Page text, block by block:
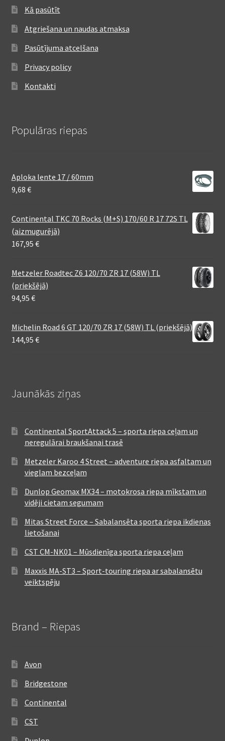
Kā pasūtīt
Atgriešana un naudas atmaksa
Pasūtījuma atcelšana
Privacy policy
Kontakti
Populāras riepas
Aploka lente 17 / 60mm
9,68 €
Continental TKC 70 Rocks (M+S) 170/60 R 17 72S TL
(aizmugurējā)
167,95 €
Metzeler Roadtec Z6 120/70 ZR 17 (58W) TL
(priekšējā)
94,95 €
Michelin Road 6 GT 120/70 ZR 17 (58W) TL (priekšējā)
144,95 €
Jaunākās ziņas
Continental SportAttack 5 – sporta riepa ceļam un
neregulārai braukšanai trasē
Metzeler Karoo 4 Street – adventure riepa asfaltam un
vieglam bezceļam
Dunlop Geomax MX34 – motokrosa riepa mīkstam un
vidēji cietam segumam
Mitas Street Force – Sabalansēta sporta riepa ikdienas
lietošanai
CST CM-NK01 – Mūsdienīga sporta riepa ceļam
Maxxis MA-ST3 – Sport-touring riepa ar sabalansētu
veiktspēju
Brand – Riepas
Avon
Bridgestone
Continental
CST